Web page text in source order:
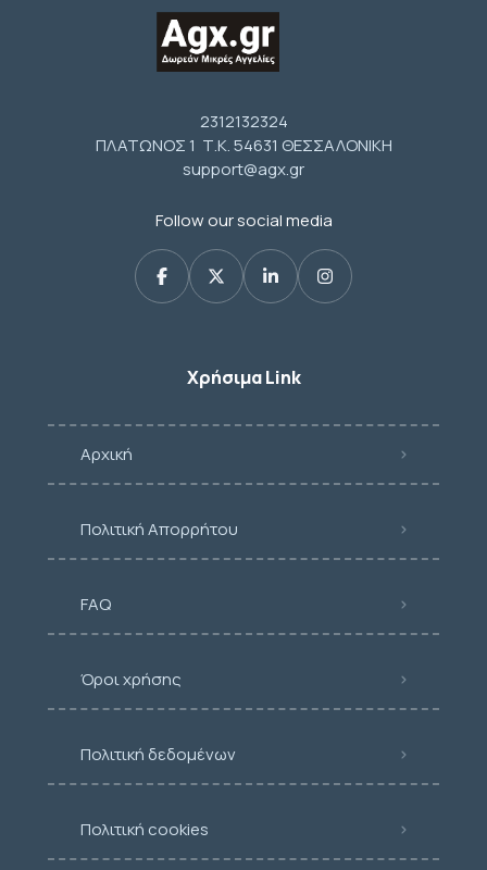
2312132324
ΠΛΑΤΩΝΟΣ 1 Τ.Κ. 54631 ΘΕΣΣΑΛΟΝΙΚΗ
support@agx.gr
Follow our social media
Χρήσιμα Link
Αρχική
Πολιτική Απορρήτου
FAQ
Όροι χρήσης
Πολιτική δεδομένων
Πολιτική cookies